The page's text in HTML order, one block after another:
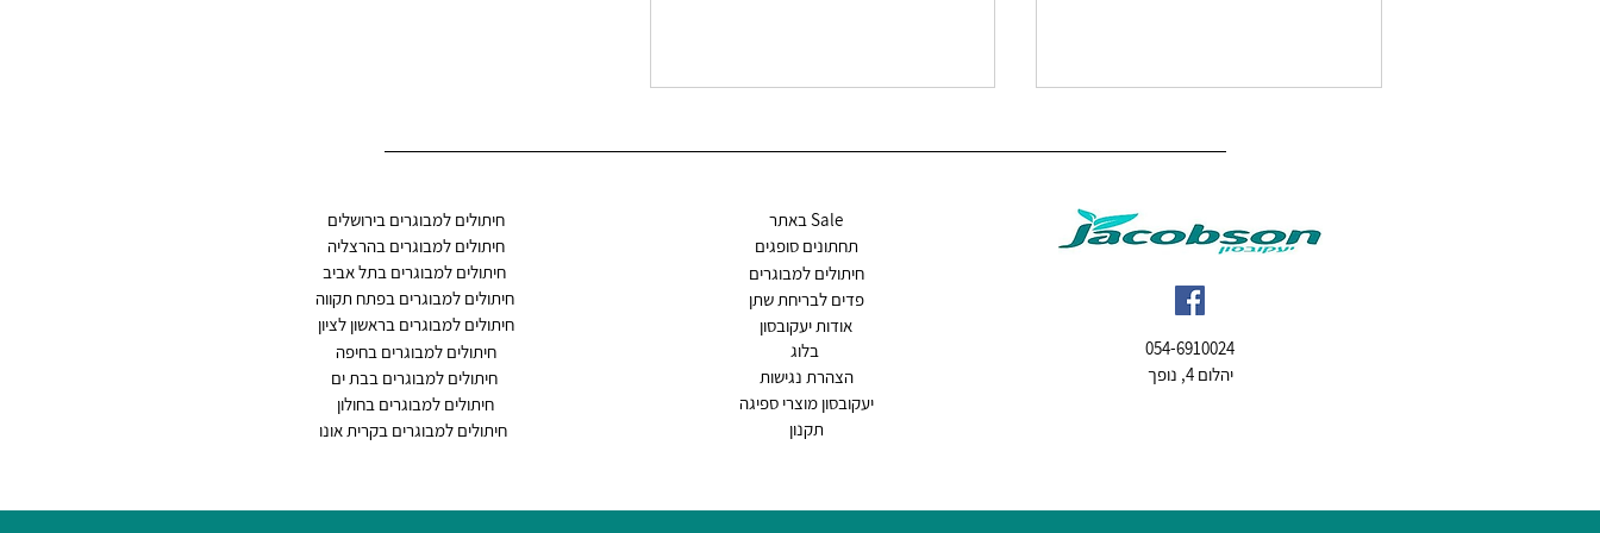
כיצד לבחור את התחתונים הסופגים
תחתונים סופגים למבוגרים מסייעים
לשמירה על איכות החיים בגיל
חיתולים למבוגרים בירושלים
חיתולים למבוגרים בהרצליה
חיתולים למבוגרים בתל אביב
חיתולים למבוגרים בפתח תקווה
חיתולים למבוגרים בראשון לציון
חיתולים למבוגרים בחיפה
חיתולים למבוגרים בבת ים
חיתולים למבוגרים בחולון
חיתולים למבוגרים בקרית אונו
Sale באתר
תחתונים סופגים
חיתולים למבוגרים
פדים לבריחת שתן
אודות יעקובסון
בלוג
הצהרת נגישות
יעקובסון מוצרי ספיגה
תקנון
054-6910024
יהלום 4, נופך